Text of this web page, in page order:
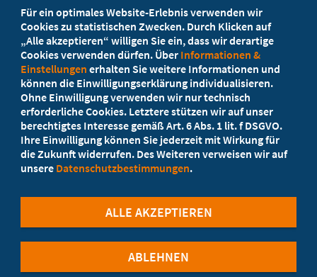
Ihr Landesverband berät Sie!
Ansprechpartner
Werden Sie jetzt Mitglied
5 Vorteile einer MB-Mitgliedschaft
Für ein optimales Website-Erlebnis verwenden wir
Cookies zu statistischen Zwecken. Durch Klicken auf
„Alle akzeptieren“ willigen Sie ein, dass wir derartige
Cookies verwenden dürfen. Über Informationen &
Einstellungen erhalten Sie weitere Informationen und
können die Einwilligungserklärung individualisieren.
Ohne Einwilligung verwenden wir nur technisch
erforderliche Cookies. Letztere stützen wir auf unser
berechtigtes Interesse gemäß Art. 6 Abs. 1 lit. f DSGVO.
Ihre Einwilligung können Sie jederzeit mit Wirkung für
die Zukunft widerrufen. Des Weiteren verweisen wir auf
unsere Datenschutzbestimmungen.
ABLEHNEN
ALLE AKZEPTIEREN